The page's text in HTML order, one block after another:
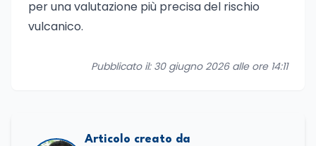
per una valutazione più precisa del rischio
vulcanico.
Pubblicato il: 30 giugno 2026 alle ore 14:11
Articolo creato da